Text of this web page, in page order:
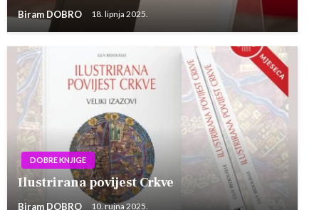
Biram DOBRO 18. lipnja 2025.
DOBRE KNJIGE
Ilustrirana povijest Crkve
Biram DOBRO 10. rujna 2025.